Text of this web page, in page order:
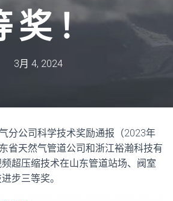
奖！
3月 4, 2024
分公司科学技术奖励通报（2023年
省天然气管道公司和浙江裕瀚科技有
超压缩技术在山东管道站场、阀室
步三等奖。